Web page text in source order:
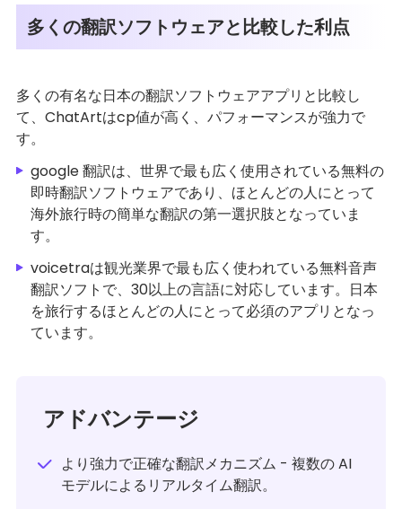
多くの翻訳ソフトウェアと比較した利点
多くの有名な日本の翻訳ソフトウェアアプリと比較し
て、ChatArtはcp値が高く、パフォーマンスが強力で
す。
google 翻訳は、世界で最も広く使用されている無料の
即時翻訳ソフトウェアであり、ほとんどの人にとって
海外旅行時の簡単な翻訳の第一選択肢となっていま
す。
voicetraは観光業界で最も広く使われている無料音声
翻訳ソフトで、30以上の言語に対応しています。日本
を旅行するほとんどの人にとって必須のアプリとなっ
ています。
アドバンテージ
より強力で正確な翻訳メカニズム - 複数の AI
モデルによるリアルタイム翻訳。